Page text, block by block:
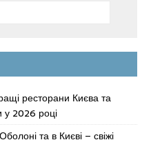
ресторани Києва та
у 2026 році
та в Києві – свіжі